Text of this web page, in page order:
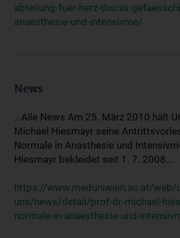
abteilung-fuer-herz-thorax-
anaesthesie-und-intensivme/
News
...Alle News Am 25. März 2010 hält
Michael Hiesmayr seine
Normale in Anästhesie und
Hiesmayr bekleidet seit 1. 7. 2008...
https://www.meduniwien.ac.at/web/
uns/news/detail/prof-dr-michael-
normale-in-anaesthesie-und-